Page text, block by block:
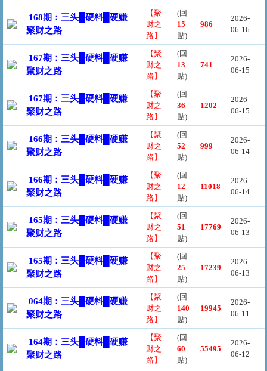
168期：三头█硬料█硬赚
聚财之路
【聚
财之
路】
(回
15
贴)
986
2026-
06-16
167期：三头█硬料█硬赚
聚财之路
【聚
财之
路】
(回
13
贴)
741
2026-
06-15
167期：三头█硬料█硬赚
聚财之路
【聚
财之
路】
(回
36
贴)
1202
2026-
06-15
166期：三头█硬料█硬赚
聚财之路
【聚
财之
路】
(回
52
贴)
999
2026-
06-14
166期：三头█硬料█硬赚
聚财之路
【聚
财之
路】
(回
12
贴)
11018
2026-
06-14
165期：三头█硬料█硬赚
聚财之路
【聚
财之
路】
(回
51
贴)
17769
2026-
06-13
165期：三头█硬料█硬赚
聚财之路
【聚
财之
路】
(回
25
贴)
17239
2026-
06-13
064期：三头█硬料█硬赚
聚财之路
【聚
财之
路】
(回
140
贴)
19945
2026-
06-11
164期：三头█硬料█硬赚
聚财之路
【聚
财之
路】
(回
60
贴)
55495
2026-
06-12